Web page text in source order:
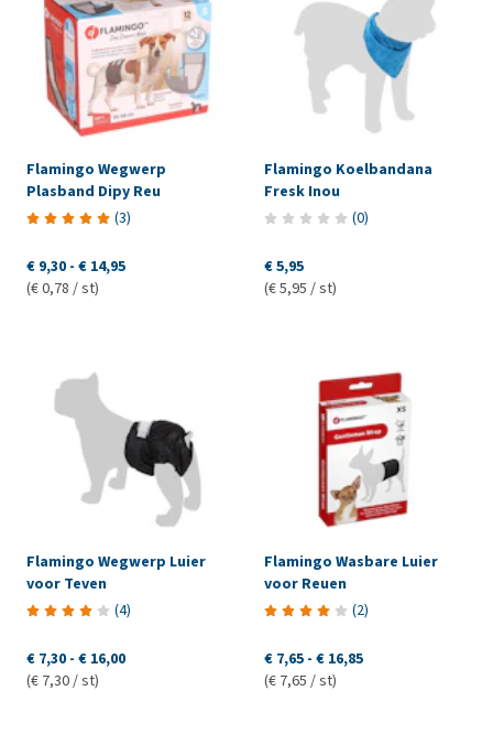
Flamingo Wegwerp
Plasband Dipy Reu
(3)
€ 9,30 - € 14,95
(€ 0,78 / st)
Flamingo Koelbandana
Fresk Inou
(0)
€ 5,95
(€ 5,95 / st)
Flamingo Wegwerp Luier
voor Teven
(4)
€ 7,30 - € 16,00
(€ 7,30 / st)
Flamingo Wasbare Luier
voor Reuen
(2)
€ 7,65 - € 16,85
(€ 7,65 / st)